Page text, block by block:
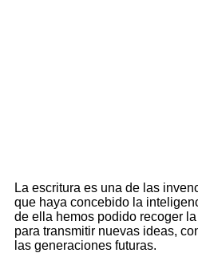
La escritura es una de las
que haya concebido la
de ella hemos podido recoger
para transmitir nuevas ideas,
las generaciones futuras.